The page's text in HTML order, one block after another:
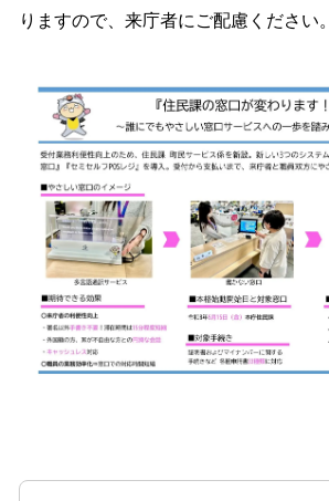
りますので、来庁者にご配慮ください。